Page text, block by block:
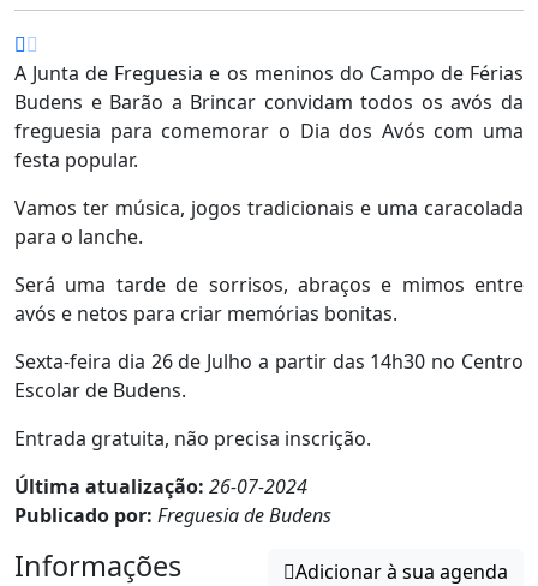
A Junta de Freguesia e os meninos do Campo de Férias
Budens e Barão a Brincar convidam todos os avós da
freguesia para comemorar o Dia dos Avós com uma
festa popular.
Vamos ter música, jogos tradicionais e uma caracolada
para o lanche.
Será uma tarde de sorrisos, abraços e mimos entre
avós e netos para criar memórias bonitas.
Sexta-feira dia 26 de Julho a partir das 14h30 no Centro
Escolar de Budens.
Entrada gratuita, não precisa inscrição.
Última atualização: 26-07-2024
Publicado por: Freguesia de Budens
Informações Adicionar à sua agenda